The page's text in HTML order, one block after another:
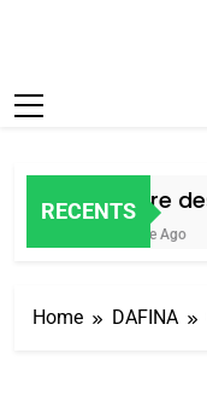
RECENTS
Histoire des
1 Semaine Ago
Home DAFINA